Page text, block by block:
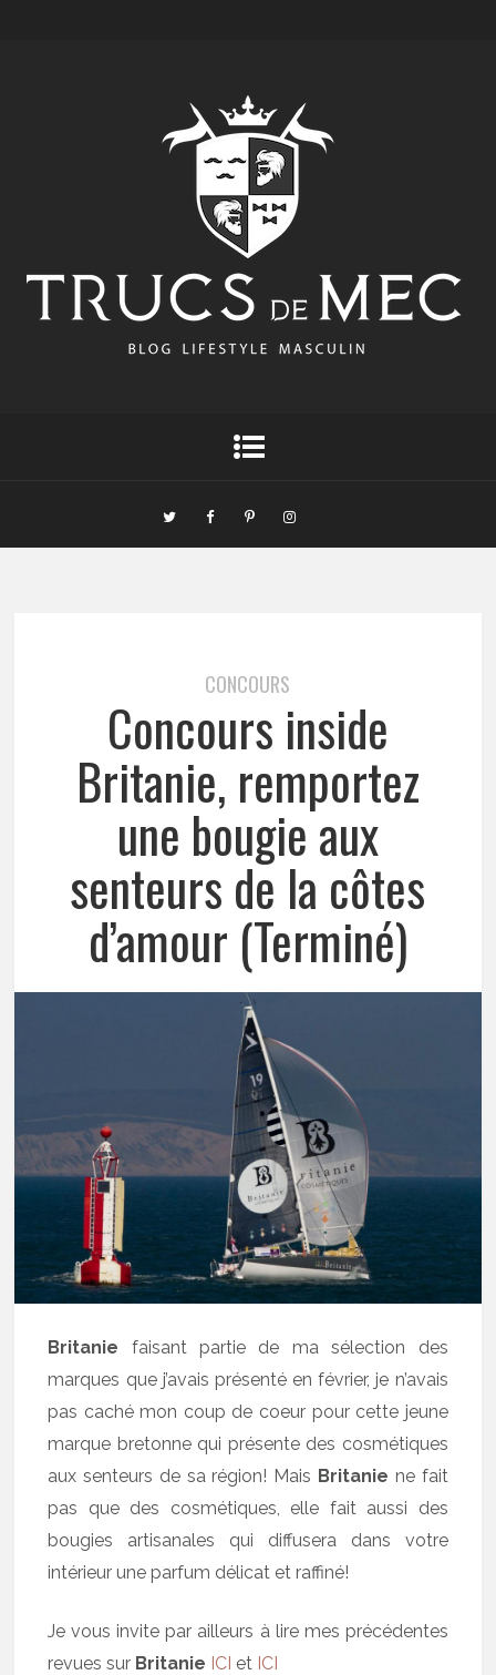
CONCOURS
Concours inside
Britanie, remportez
une bougie aux
senteurs de la côtes
d’amour (Terminé)
Britanie faisant partie de ma sélection des
marques que j’avais présenté en février, je n’avais
pas caché mon coup de coeur pour cette jeune
marque bretonne qui présente des cosmétiques
aux senteurs de sa région! Mais Britanie ne fait
pas que des cosmétiques, elle fait aussi des
bougies artisanales qui diffusera dans votre
intérieur une parfum délicat et raffiné!
Je vous invite par ailleurs à lire mes précédentes
revues sur Britanie ICI et ICI